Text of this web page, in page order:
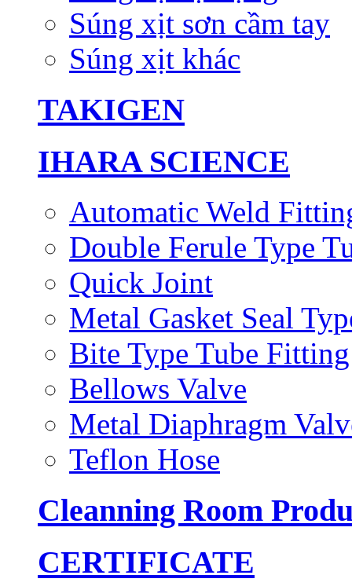
Súng xịt sơn cầm tay
Súng xịt khác
TAKIGEN
IHARA SCIENCE
Automatic Weld
Double Ferule Type
Quick Joint
Metal Gasket Seal
Bite Type Tube Fitting
Bellows Valve
Metal Diaphragm
Teflon Hose
Cleanning Room
CERTIFICATE